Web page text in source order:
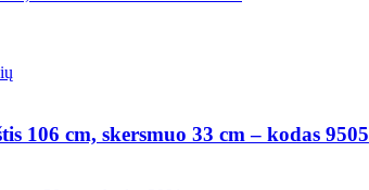
106 cm, skersmuo 33 cm – kodas 9505